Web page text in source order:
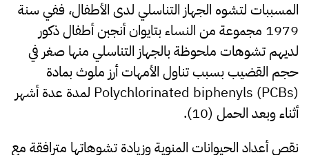
المسببات لتشوه الجهاز التناسلي لدى الأطفال، ففي سنة
1979 مجموعة من النساء بتايوان أنجبن أطفال ذكور
لديهم تشوهات ملحوظة بالجهاز التناسلي منها صغر في
حجم القضيب بسبب تناول الأمهات أرز ملوث بمادة
Polychlorinated biphenyls (PCBs) لمدة عدة أشهر
أثناء وبعد الحمل (10).
نقص أعداد الحيوانات المنوية وزيادة تشوهاتها مترافقة مع